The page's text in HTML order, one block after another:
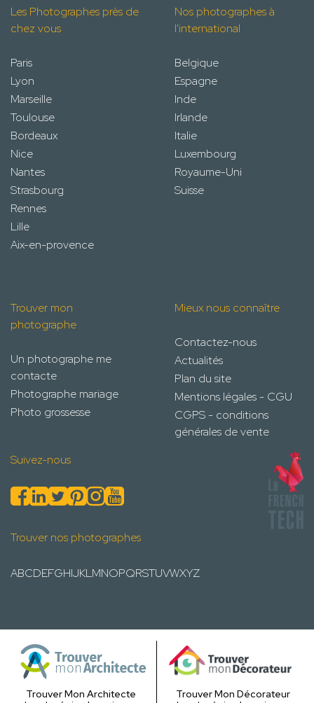
Les Photographes près de
chez vous
Paris
Lyon
Marseille
Toulouse
Bordeaux
Nice
Nantes
Strasbourg
Rennes
Lille
Aix-en-provence
Nos photographes à
l'international
Belgique
Espagne
Inde
Irlande
Italie
Luxembourg
Royaume-Uni
Suisse
Trouver mon
photographe
Un photographe me
contacte
Photographe mariage
Photo grossesse
Mieux nous connaître
Contactez-nous
Actualités
Plan du site
Mentions légales - CGU
CGPS - conditions
générales de vente
Suivez-nous
Trouver nos photographes
ABCDEFGHIJKLMNOPQRSTUVWXYZ
Trouver Mon Architecte
Trouver Mon Décorateur